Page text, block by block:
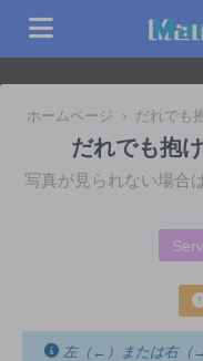
ホームページ › だれでも
だれでも抱
写真が見られない場合
左（←）または右（